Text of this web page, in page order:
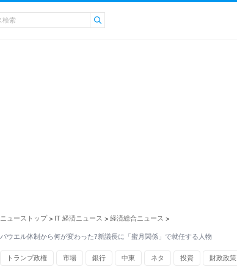
ニューストップ > IT 経済ニュース > 経済総合ニュース >
パウエル体制から何が変わった?新議長に「蜜月関係」で就任する人物
トランプ政権 市場 銀行 中東 ネタ 投資 財政政策